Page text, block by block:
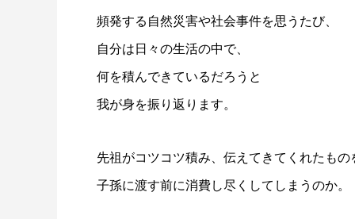
頻発する自然災害や社会事件を思うたび、
自分は日々の生活の中で、
何を積んできているだろうと
我が身を振り返ります。
先祖がコツコツ積み、伝えてきてくれたもの
子孫に渡す前に消費し尽くしてしまうのか。